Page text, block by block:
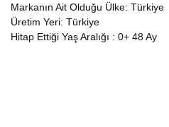
Markanın Ait Olduğu Ülke: Türkiye
Üretim Yeri: Türkiye
Hitap Ettiği Yaş Aralığı : 0+ 48 Ay